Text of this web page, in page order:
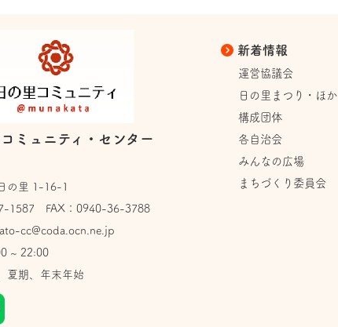
ミュニティ・センター
の里 1-16-1
1587 FAX：0940-36-3788
cc@coda.ocn.ne.jp
~ 22:00
夏期、年末年始
新着情報
運営協議会
日の里まつり・ほか
構成団体
各自治会
みんなの広場
まちづくり委員会